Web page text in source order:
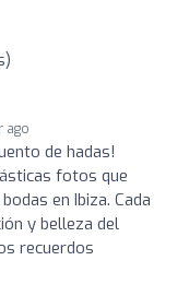
ago
de hadas!
fotos que
en Ibiza. Cada
y belleza del
recuerdos